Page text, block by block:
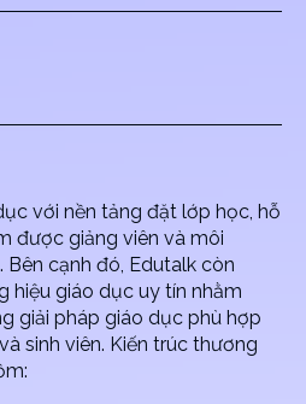
với nền tảng đặt lớp học, hỗ
được giảng viên và môi
cạnh đó, Edutalk còn
hiệu giáo dục uy tín nhằm
giải pháp giáo dục phù hợp
sinh viên. Kiến trúc thương